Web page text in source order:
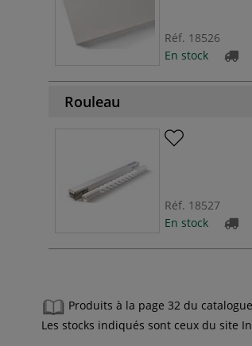
Réf. 18526
En stock
Rouleau
Réf. 18527
En stock
Produits à la page 32 du
Les stocks indiqués sont ceux du site